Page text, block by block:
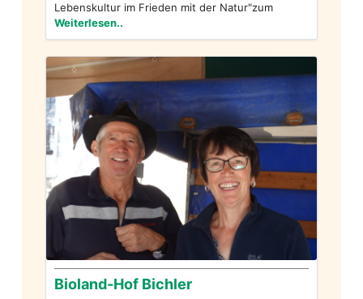
Lebenskultur im Frieden mit der Natur"zum
Weiterlesen..
Bioland-Hof Bichler